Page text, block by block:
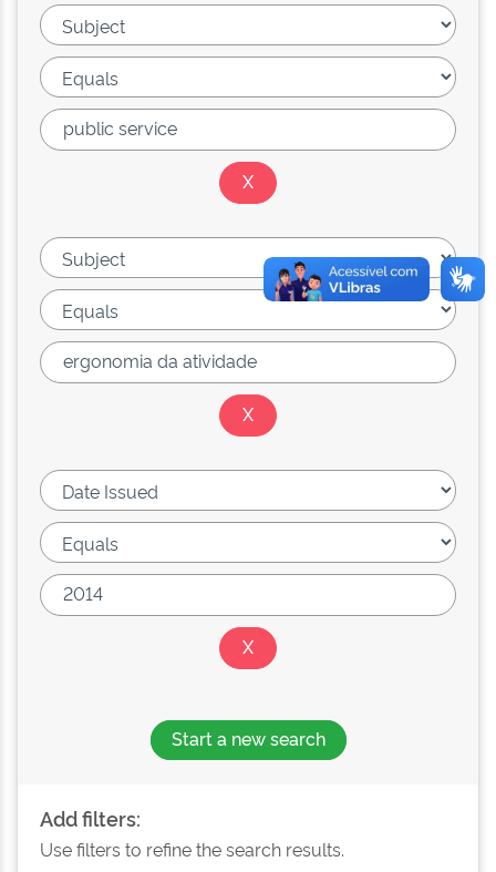
Start a new search
Add filters:
Use filters to refine the search results.